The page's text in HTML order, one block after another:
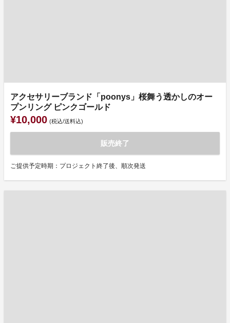
アクセサリーブランド「poonys」桜舞う透かしのオー
プンリング ピンクゴールド
¥10,000 (税込/送料込)
販売終了
ご提供予定時期：プロジェクト終了後、順次発送